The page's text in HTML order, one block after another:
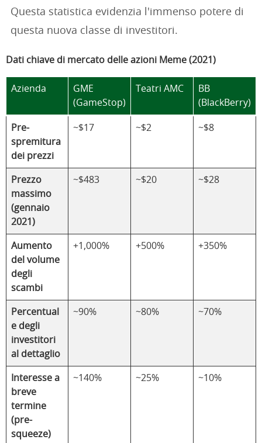
Questa statistica evidenzia l'immenso potere di
questa nuova classe di investitori.
Dati chiave di mercato delle azioni Meme (2021)
Azienda
GME
(GameStop)
Teatri AMC
BB
(BlackBerry)
Pre-
spremitura
dei prezzi
~$17 ~$2 ~$8
Prezzo
massimo
(gennaio
2021)
~$483 ~$20 ~$28
Aumento
del volume
degli
scambi
+1,000% +500% +350%
Percentual
e degli
investitori
al dettaglio
~90% ~80% ~70%
Interesse a
breve
termine
(pre-
squeeze)
~140% ~25% ~10%